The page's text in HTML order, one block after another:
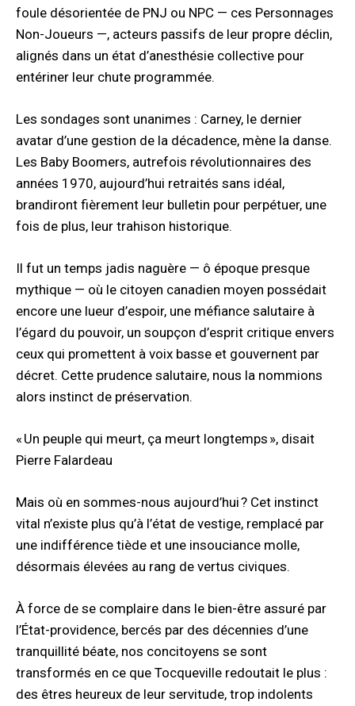
foule désorientée de PNJ ou NPC — ces Personnages
Non-Joueurs —, acteurs passifs de leur propre déclin,
alignés dans un état d’anesthésie collective pour
entériner leur chute programmée.
Les sondages sont unanimes : Carney, le dernier
avatar d’une gestion de la décadence, mène la danse.
Les Baby Boomers, autrefois révolutionnaires des
années 1970, aujourd’hui retraités sans idéal,
brandiront fièrement leur bulletin pour perpétuer, une
fois de plus, leur trahison historique.
Il fut un temps jadis naguère — ô époque presque
mythique — où le citoyen canadien moyen possédait
encore une lueur d’espoir, une méfiance salutaire à
l’égard du pouvoir, un soupçon d’esprit critique envers
ceux qui promettent à voix basse et gouvernent par
décret. Cette prudence salutaire, nous la nommions
alors instinct de préservation.
« Un peuple qui meurt, ça meurt longtemps », disait
Pierre Falardeau
Mais où en sommes-nous aujourd’hui ? Cet instinct
vital n’existe plus qu’à l’état de vestige, remplacé par
une indifférence tiède et une insouciance molle,
désormais élevées au rang de vertus civiques.
À force de se complaire dans le bien-être assuré par
l’État-providence, bercés par des décennies d’une
tranquillité béate, nos concitoyens se sont
transformés en ce que Tocqueville redoutait le plus :
des êtres heureux de leur servitude, trop indolents